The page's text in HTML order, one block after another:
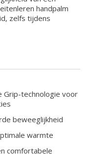
handpalm
zelfs tijdens
Grip-technologie voor
beweeglijkheid
warmte
comfortabele